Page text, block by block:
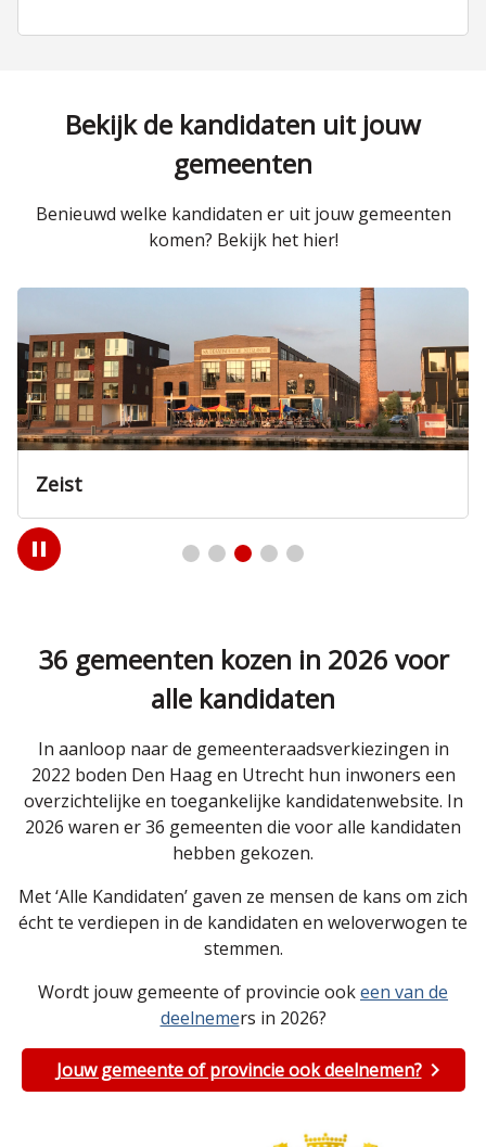
Bekijk de kandidaten uit jouw
gemeenten
Benieuwd welke kandidaten er uit jouw gemeenten
komen? Bekijk het hier!
Zeist
Play
/
36 gemeenten kozen in 2026 voor
alle kandidaten
In aanloop naar de gemeenteraadsverkiezingen in
2022 boden Den Haag en Utrecht hun inwoners een
overzichtelijke en toegankelijke kandidatenwebsite. In
2026 waren er 36 gemeenten die voor alle kandidaten
hebben gekozen.
Met ‘Alle Kandidaten’ gaven ze mensen de kans om zich
écht te verdiepen in de kandidaten en weloverwogen te
stemmen.
Wordt jouw gemeente of provincie ookeen van de
deelnemers in 2026?
Jouw gemeente of provincie ook deelnemen?